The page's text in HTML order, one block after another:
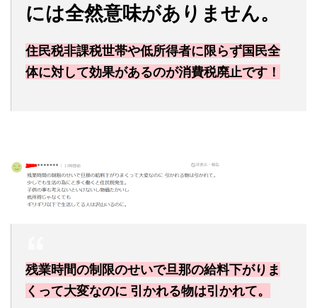
には全然意味がありません。
住民税非課税世帯や低所得者に限らず国民全
体に対して効果があるのが消費税廃止です！
残業時間の制限のせいで旦那の給料下がりま
くって大変なのに 引かれる物は引かれて。